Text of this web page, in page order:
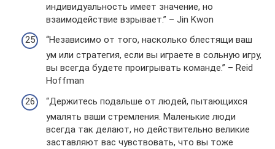
индивидуальность имеет значение, но
взаимодействие взрывает.” – Jin Kwon
“Независимо от того, насколько блестящи ваш
ум или стратегия, если вы играете в сольную игру,
вы всегда будете проигрывать команде.” – Reid
Hoffman
“Держитесь подальше от людей, пытающихся
умалять ваши стремления. Маленькие люди
всегда так делают, но действительно великие
заставляют вас чувствовать, что вы тоже